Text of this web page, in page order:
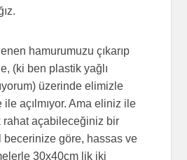
hamurumuzu çıkarıp
(ki ben plastik yağlı
üzerinde elimizle
ile açılmıyor. Ama eliniz ile
rahat açabileceğiniz bir
becerinize göre, hassas ve
30x40cm lik iki